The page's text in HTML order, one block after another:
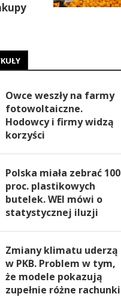
Owce weszły na farmy
fotowoltaiczne.
Hodowcy i firmy widzą
korzyści
Polska miała zebrać 100
proc. plastikowych
butelek. WEI mówi o
statystycznej iluzji
Zmiany klimatu uderzą
w PKB. Problem w tym,
że modele pokazują
zupełnie różne rachunki